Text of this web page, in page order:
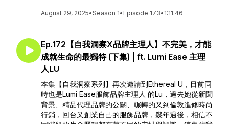
August 29, 2025•Season 1• Episode 173• 1:11:46
Ep.172【自我洞察X品牌主理人】不完美，才能
成就生命的最獨特 (下集) | ft. Lumi Ease 主理
人LU
本集【自我洞察系列】再次邀請到Ethereal U，目前同
時也是Lumi Ease服飾品牌主理人 的Lu，過去她從新聞
背景、精品代理品牌的公關、輾轉的又到倫敦進修時尚
行銷，回台又創業自己的服飾品牌，幾年過後，相信不